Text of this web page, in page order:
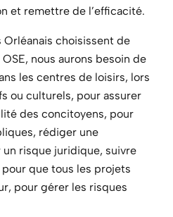
et remettre de l’efficacité.
Orléanais choisissent de
nous aurons besoin de
les centres de loisirs, lors
ou culturels, pour assurer
des concitoyens, pour
rédiger une
risque juridique, suivre
que tous les projets
pour gérer les risques